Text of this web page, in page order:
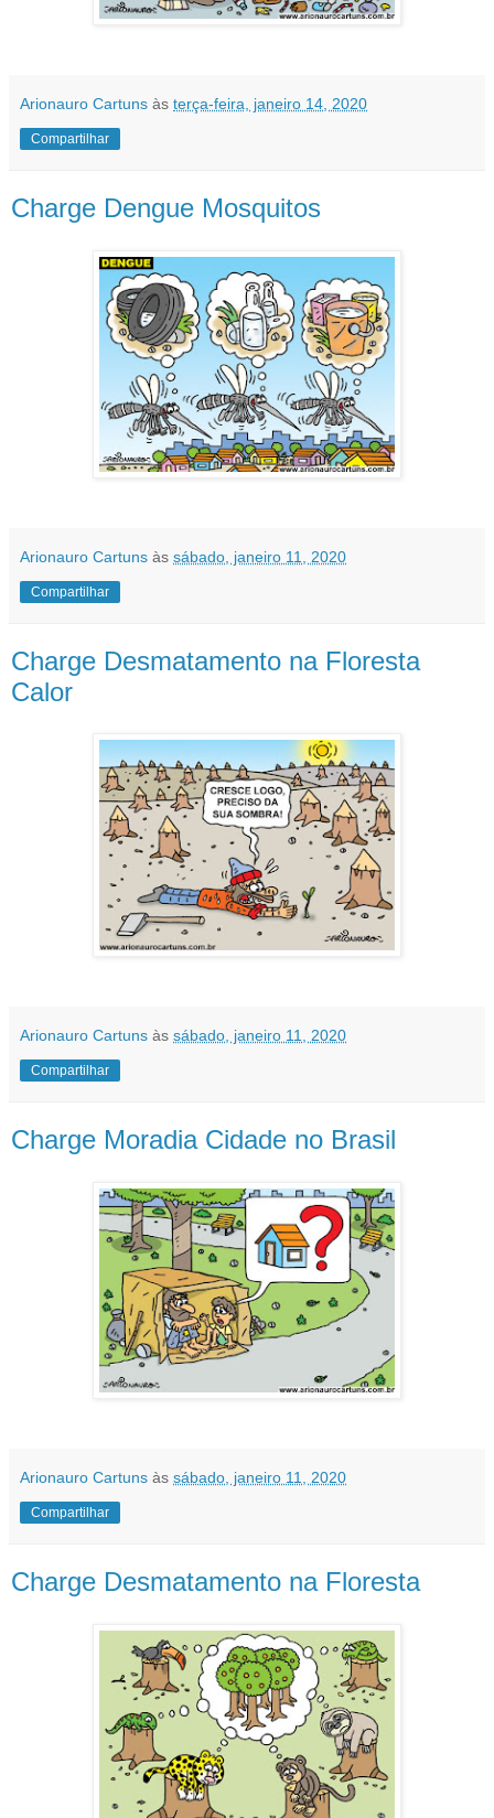
Arionauro Cartuns às terça-feira, janeiro 14, 2020
Compartilhar
Charge Dengue Mosquitos
Arionauro Cartuns às sábado, janeiro 11, 2020
Compartilhar
Charge Desmatamento na Floresta
Calor
Arionauro Cartuns às sábado, janeiro 11, 2020
Compartilhar
Charge Moradia Cidade no Brasil
Arionauro Cartuns às sábado, janeiro 11, 2020
Compartilhar
Charge Desmatamento na Floresta